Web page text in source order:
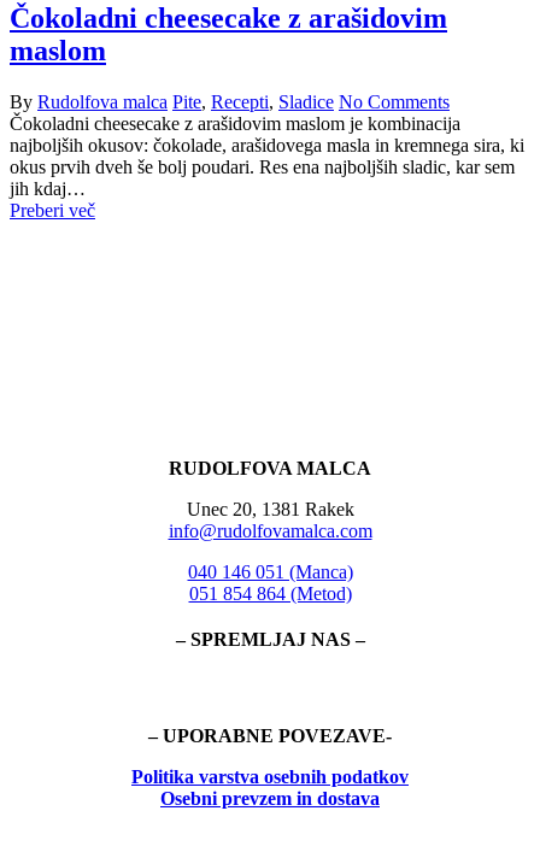
Čokoladni cheesecake z arašidovim
maslom
By Rudolfova malca Pite, Recepti, Sladice No Comments
Čokoladni cheesecake z arašidovim maslom je kombinacija
najboljših okusov: čokolade, arašidovega masla in kremnega sira, ki
okus prvih dveh še bolj poudari. Res ena najboljših sladic, kar sem
jih kdaj…
Preberi več
RUDOLFOVA MALCA
Unec 20, 1381 Rakek
info@rudolfovamalca.com
040 146 051 (Manca)
051 854 864 (Metod)
– SPREMLJAJ NAS –
– UPORABNE POVEZAVE-
Politika varstva osebnih podatkov
Osebni prevzem in dostava